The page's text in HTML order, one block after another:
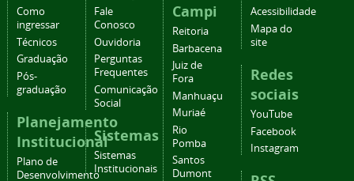
Como
ingressar
Técnicos
Graduação
Pós-
graduação
Planejamento
Institucional
Plano de
Desenvolvimento
Fale
Conosco
Ouvidoria
Perguntas
Frequentes
Comunicação
Social
Sistemas
Sistemas
Institucionais
Campi
Reitoria
Barbacena
Juiz de
Fora
Manhuaçu
Muriaé
Rio
Pomba
Santos
Dumont
Acessibilidade
Mapa do
site
Redes
sociais
YouTube
Facebook
Instagram